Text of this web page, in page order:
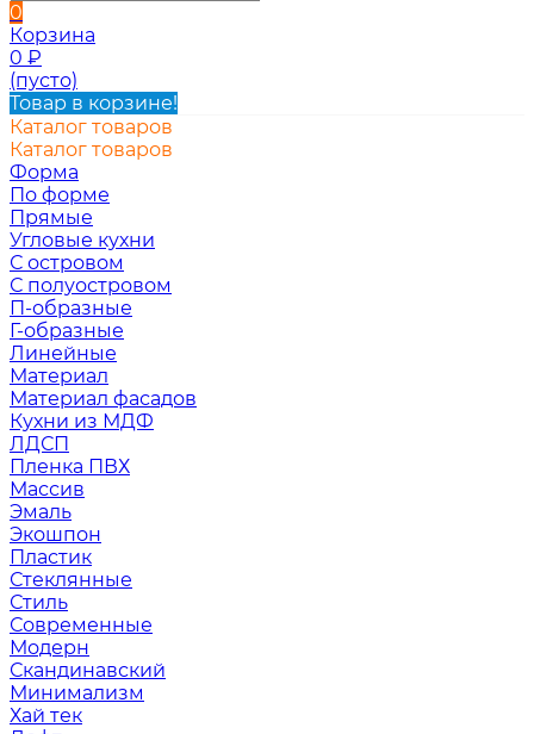
0
Корзина
0 ₽
(пусто)
Товар в корзине!
Каталог товаров
Каталог товаров
Форма
По форме
Прямые
Угловые кухни
С островом
С полуостровом
П-образные
Г-образные
Линейные
Материал
Материал фасадов
Кухни из МДФ
ЛДСП
Пленка ПВХ
Массив
Эмаль
Экошпон
Пластик
Стеклянные
Стиль
Современные
Модерн
Скандинавский
Минимализм
Хай тек